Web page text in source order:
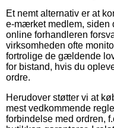
Et nemt alternativ er at
e-mærket medlem, siden
online forhandleren
virksomheden ofte
fortrolige de gældende
for bistand, hvis du
ordre.
Herudover støtter vi at
mest vedkommende
forbindelse med ordren,